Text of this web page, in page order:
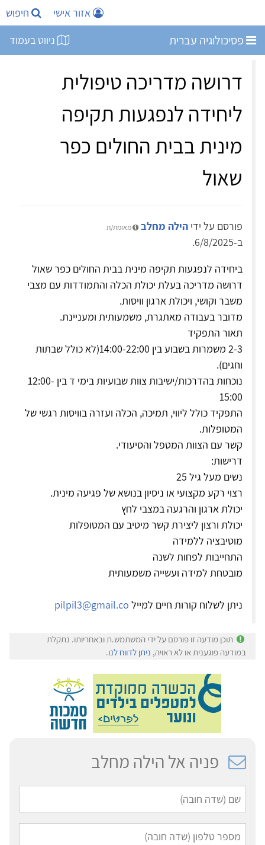
אזור אישי חיפוש
פסיכולוגיה עברית ניווט בעמוד
דרושה מדריכה טיפולית
ליחידה לנפגעות תקיפה
מינית בבית החולים כפר
שאול
פורסם על ידי הילה מחלב מאומת/ת
ב-6/8/2025.
ביחידה לנפגעות תקיפה מינית בבית החולים כפר שאול
דרושה מדריכה בעלת יכולת הכלה והתמודדות עם מצבי
משבר וקושי, ויכולת ארגון וויסות.
מדובר בעבודה מאתגרת, משמעותית ומעניינת.
תאור התפקיד
2-3 משמרות בשבוע בין 14:00-22:00(לא כולל שבתות
וחגים).
נוכחות בהדרכות/ישיבות צוות שבועיות בימי ד בין 12:00-
15:00
התפקיד כולל ליווי, תמיכה, הכלה ועזרה בוויסות רגשי של
המטופלות.
קשר עם הצוות המטפל והסיעודי.
דרישות:
נשים מעל גיל 25
רצוי רקע מקצועי או ניסיון בנושא של פגיעה מינית.
יכולת ארגון והרגעה במצבי לחץ
יכולת ורצון ליצירת קשר מיטיב עם המטופלות
מוטיבציה ללמידה
התחייבות לפחות לשנה
מובטחת למידה ועשייה משמעותית
ניתן לשלוח קורות חיים למייל pilpil3@gmail.co
תוכן מודעה זו פורסם על ידי המשתמש.ת ובאחריותו. נתקלת
במודעה פוגענית או לא ראויה, ניתן לדווח לנו.
פניה אל הילה מחלב